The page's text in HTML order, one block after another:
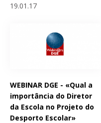
19.01.17
WEBINAR DGE - «Qual a
importância do Diretor
da Escola no Projeto do
Desporto Escolar»